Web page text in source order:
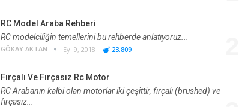
RC Model Araba Rehberi
RC modelciliğin temellerini bu rehberde anlatıyoruz...
GÖKAY AKTAN Eyl 9, 2018 23.809
Fırçalı Ve Fırçasız Rc Motor
RC Arabanın kalbi olan motorlar iki çeşittir, fırçalı (brushed) ve
fırçasız…